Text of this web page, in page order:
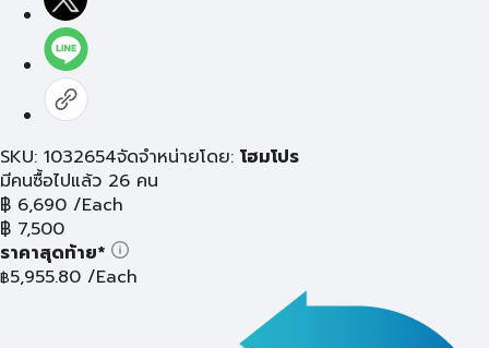
SKU: 1032654จัดจำหน่ายโดย: โฮมโปร
มีคนซื้อไปแล้ว 26 คน
฿ 6,690 /Each
฿ 7,500
ราคาสุดท้าย*
฿5,955.80 /Each